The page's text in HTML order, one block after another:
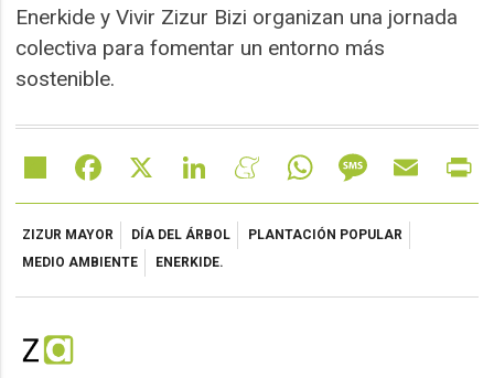
Enerkide y Vivir Zizur Bizi organizan una jornada
colectiva para fomentar un entorno más
sostenible.
Share Facebook LinkedIn MeneameWhatsAppMessageEmail
ZIZUR MAYOR DÍA DEL ÁRBOL
PLANTACIÓN POPULAR
MEDIO AMBIENTE
ENERKIDE.